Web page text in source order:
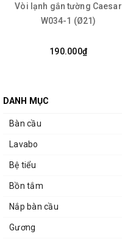
Vòi lạnh gắn tường Caesar
W034-1 (Ø21)
190.000₫
DANH MỤC
Bàn cầu
Lavabo
Bệ tiểu
Bồn tắm
Nắp bàn cầu
Gương